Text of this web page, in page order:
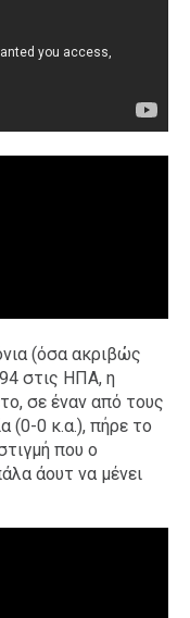
(όσα ακριβώς
στις ΗΠΑ, η
σε έναν από τους
(0-0 κ.α.), πήρε το
που ο
άουτ να μένει